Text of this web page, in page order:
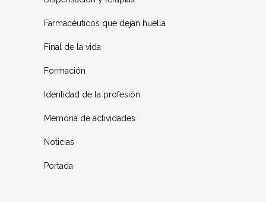
Farmacéuticos que dejan huella
Final de la vida
Formación
Identidad de la profesión
Memoria de actividades
Noticias
Portada